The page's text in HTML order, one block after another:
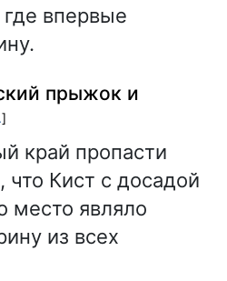
впервые
прыжок и
]
край пропасти
что Кист с досадой
место являло
из всех